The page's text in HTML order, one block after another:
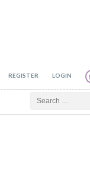
REGISTER LOGIN